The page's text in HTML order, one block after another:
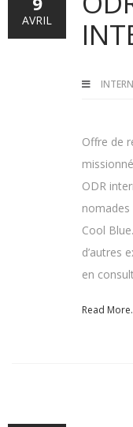
Offre de
ODR
nomades
Cool
d’autres
en
Read
AVRIL